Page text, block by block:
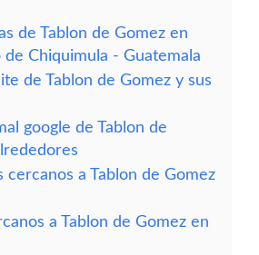
de Tablon de Gomez en
Chiquimula - Guatemala
de Tablon de Gomez y sus
google de Tablon de
cercanos a Tablon de Gomez
a Tablon de Gomez en